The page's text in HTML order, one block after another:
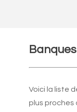
Voici la liste
plus proches